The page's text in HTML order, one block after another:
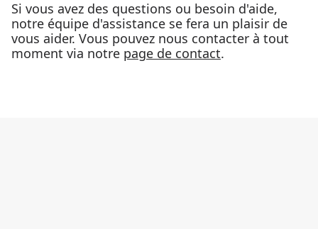
Si vous avez des questions ou besoin d'aide,
notre équipe d'assistance se fera un plaisir de
vous aider. Vous pouvez nous contacter à tout
moment via notre page de contact.